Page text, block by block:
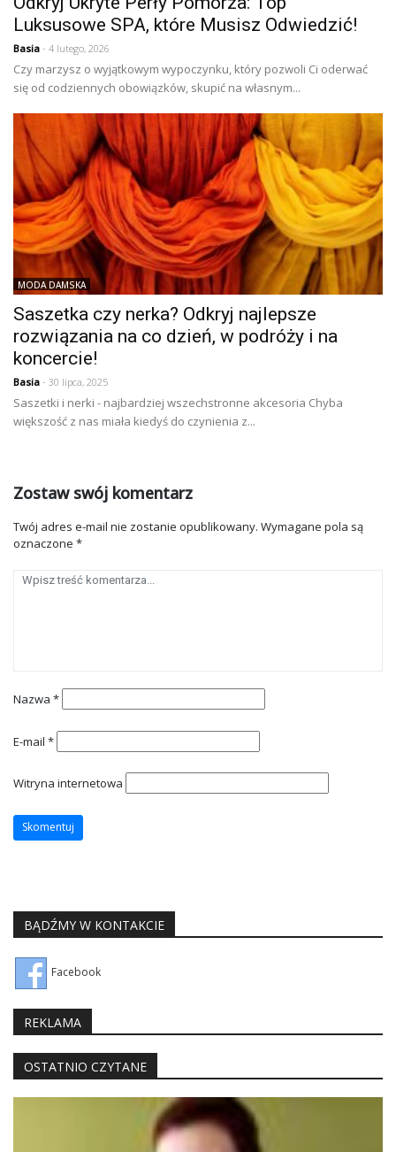
Luksusowe SPA, które Musisz Odwiedzić!
Basia - 4 lutego, 2026
Czy marzysz o wyjątkowym wypoczynku, który pozwoli Ci oderwać
się od codziennych obowiązków, skupić na własnym...
MODA DAMSKA
Saszetka czy nerka? Odkryj najlepsze
rozwiązania na co dzień, w podróży i na
koncercie!
Basia - 30 lipca, 2025
Saszetki i nerki - najbardziej wszechstronne akcesoria Chyba
większość z nas miała kiedyś do czynienia z...
Zostaw swój komentarz
Twój adres e-mail nie zostanie opublikowany. Wymagane pola są
oznaczone *
Nazwa *
E-mail *
Witryna internetowa
BĄDŹMY W KONTAKCIE
Facebook
REKLAMA
OSTATNIO CZYTANE